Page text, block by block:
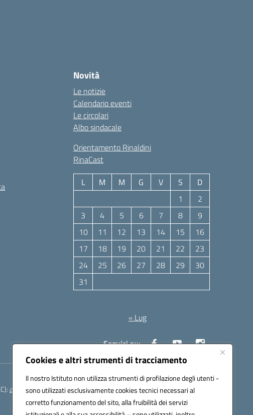
Cookies e altri strumenti di tracciamento
Il nostro Istituto non utilizza strumenti di profilazione degli utenti -
sono utilizzati esclusivamente cookies tecnici necessari al
corretto funzionamento del sito, alla fruibilità dei servizi
Novità
Le notizie
Calendario eventi
Le circolari
Albo sindacale
Orientamento Rinaldini
RinaCast
L M M G V S
D
1
2
3
4 5 6 7 8
9
10
11 12 13 14 15
16
17
18 19 20 21 22
23
24
25 26 27 28 29
30
31
« Lug
Seguici su:
anpc010006@pec.istruzione.it